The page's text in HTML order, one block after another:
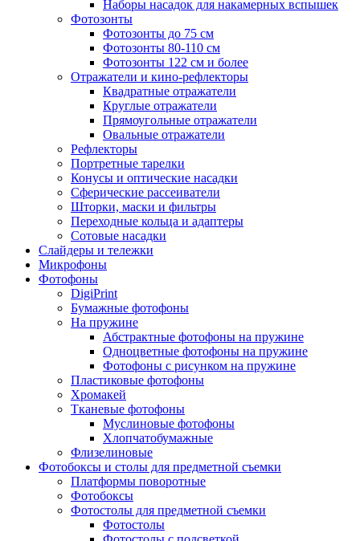
Наборы насадок для накамерных вспышек
Фотозонты
Фотозонты до 75 см
Фотозонты 80-110 см
Фотозонты 122 см и более
Отражатели и кино-рефлекторы
Квадратные отражатели
Круглые отражатели
Прямоугольные отражатели
Овальные отражатели
Рефлекторы
Портретные тарелки
Конусы и оптические насадки
Сферические рассеиватели
Шторки, маски и фильтры
Переходные кольца и адаптеры
Сотовые насадки
Слайдеры и тележки
Микрофоны
Фотофоны
DigiPrint
Бумажные фотофоны
На пружине
Абстрактные фотофоны на пружине
Одноцветные фотофоны на пружине
Фотофоны с рисунком на пружине
Пластиковые фотофоны
Хромакей
Тканевые фотофоны
Муслиновые фотофоны
Хлопчатобумажные
Флизелиновые
Фотобоксы и столы для предметной съемки
Платформы поворотные
Фотобоксы
Фотостолы для предметной съемки
Фотостолы